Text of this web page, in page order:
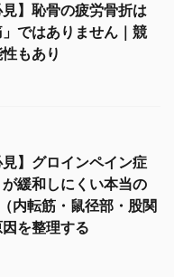
見】恥骨の疲労骨折は
」ではありません｜競
もあり
見】グロインペイン症
緩和しにくい本当の
内転筋・鼠径部・股関
を整理する